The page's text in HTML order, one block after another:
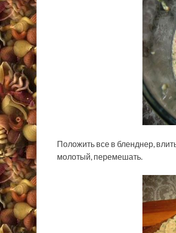
Положить все в бленднер,
молотый, перемешать.